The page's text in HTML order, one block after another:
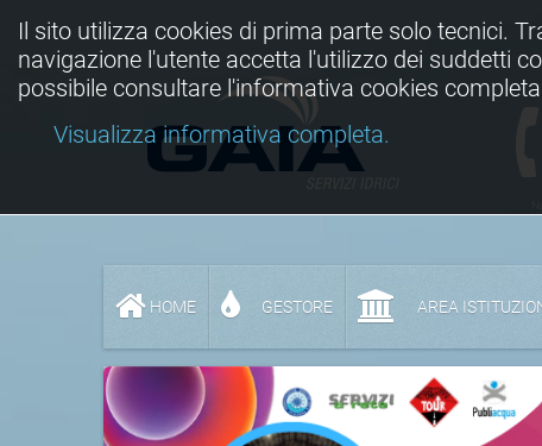
HOME GESTORE AREA
Il sito utilizza cookies di prima parte solo tecnici.
navigazione l'utente accetta l'utilizzo dei suddetti
possibile consultare l'informativa cookies
Visualizza informativa completa.